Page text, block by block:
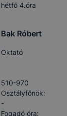
hétfő 4.óra
Bak Róbert
Oktató
510-970
Osztályfőnök:
-
Fogadó óra: